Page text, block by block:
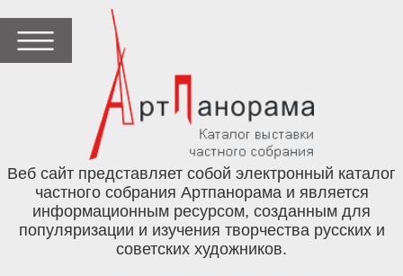
Веб сайт представляет собой электронный каталог
частного собрания Артпанорама и является
информационным ресурсом, созданным для
популяризации и изучения творчества русских и
советских художников.